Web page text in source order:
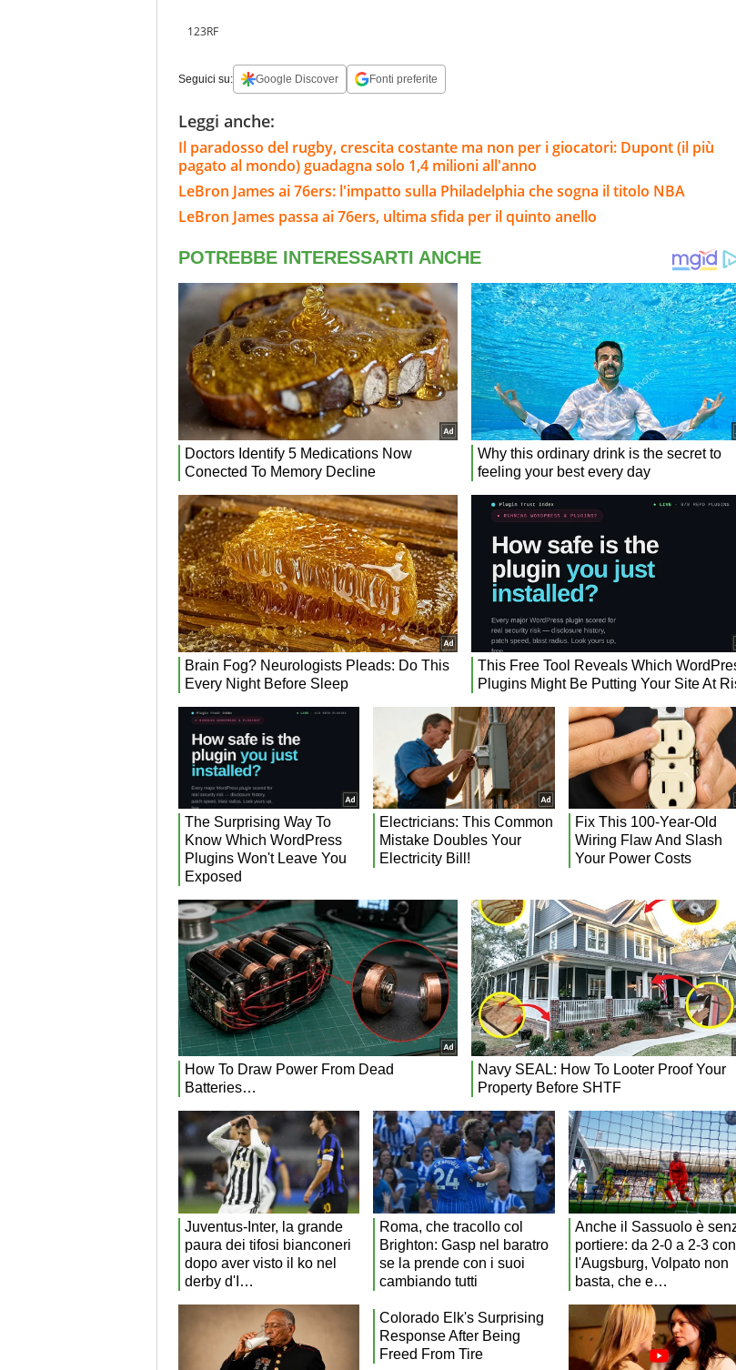
123RF
Seguici su: Google Discover Fonti preferite
Leggi anche:
Il paradosso del rugby, crescita costante ma non per i giocatori: Dupont (il più
pagato al mondo) guadagna solo 1,4 milioni all'anno
LeBron James ai 76ers: l'impatto sulla Philadelphia che sogna il titolo NBA
LeBron James passa ai 76ers, ultima sfida per il quinto anello